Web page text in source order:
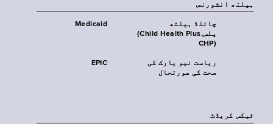
‏ہیلتھ انشورنس
Medicaid
چائلڈ ہیلتھ
پلس‎(Child Health Plus,
CHP)‎
EPIC
ریاست نیو یارک کی
صحت کی صورتحال
ٹیکس کریڈٹ